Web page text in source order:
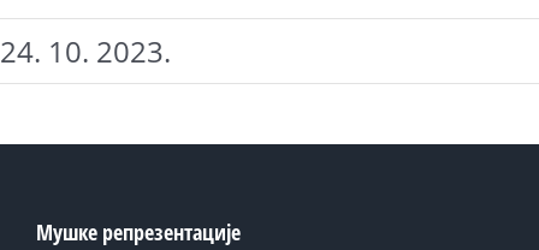
24. 10. 2023.
Мушке репрезентације